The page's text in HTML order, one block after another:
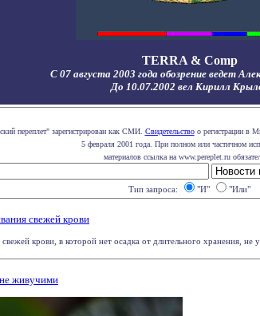
TERRA & Comp
С 07 августа 2003 года обозрение ведет
До 10.07.2002 вел Кирилл
переплет" зарегистрирован как СМИ. Свидетельствоо регистрации в
5 февраля 2001 года. При полном или частичном
материалов ссылка на www.pereplet.ru
Тип запроса: "И" "Или"
свежей крови
крови, в которой нет осадка от длительного хранения,
живучими